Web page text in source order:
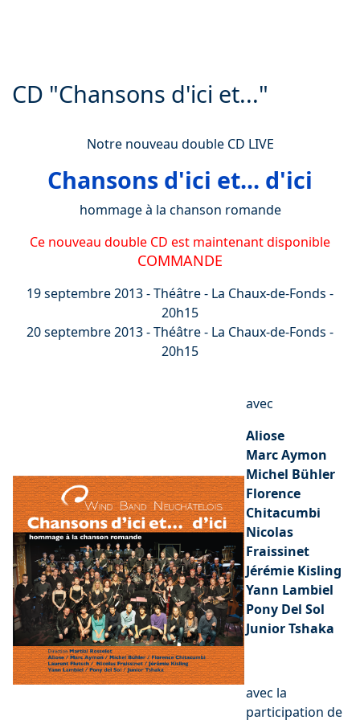
CD "Chansons d'ici et..."
Notre nouveau double CD LIVE
Chansons d'ici et... d'ici
hommage à la chanson romande
Ce nouveau double CD est maintenant disponible
COMMANDE
19 septembre 2013 - Théâtre - La Chaux-de-Fonds -
20h15
20 septembre 2013 - Théâtre - La Chaux-de-Fonds -
20h15
avec
Aliose
Marc Aymon
Michel Bühler
Florence
Chitacumbi
Nicolas
Fraissinet
Jérémie Kisling
Yann Lambiel
Pony Del Sol
Junior Tshaka
avec la
participation de